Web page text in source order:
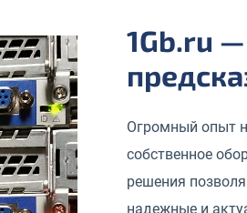
1Gb.ru
Огромный опыт
собственное
решения
надежные и